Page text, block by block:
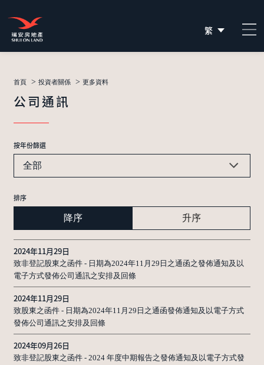
繁
简
首頁 > 投資者關係 > 更多資料
公司通訊
按年份篩選
全部
排序
降序 升序
2024年11月29日
致非登記股東之函件 - 日期為2024年11月29日之通函之發佈通知及以
電子方式發佈公司通訊之安排及回條
2024年11月29日
致股東之函件 - 日期為2024年11月29日之通函發佈通知及以電子方式
發佈公司通訊之安排及回條
2024年09月26日
致非登記股東之函件 - 2024 年度中期報告之發佈通知及以電子方式發